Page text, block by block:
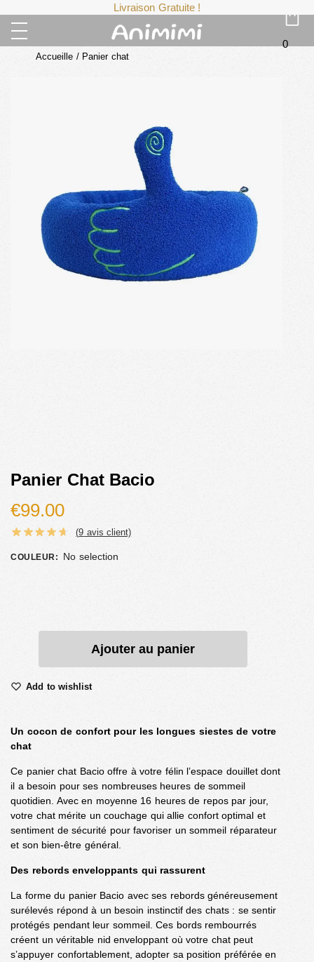
Livraison Gratuite !
0
Accueille / Panier chat
Panier Chat Bacio
€99.00
(9 avis client)
COULEUR: No selection
Ajouter au panier
Add to wishlist
Un cocon de confort pour les longues siestes de votre
chat
Ce panier chat Bacio offre à votre félin l’espace douillet dont
il a besoin pour ses nombreuses heures de sommeil
quotidien. Avec en moyenne 16 heures de repos par jour,
votre chat mérite un couchage qui allie confort optimal et
sentiment de sécurité pour favoriser un sommeil réparateur
et son bien-être général.
Des rebords enveloppants qui rassurent
La forme du panier Bacio avec ses rebords généreusement
surélevés répond à un besoin instinctif des chats : se sentir
protégés pendant leur sommeil. Ces bords rembourrés
créent un véritable nid enveloppant où votre chat peut
s’appuyer confortablement, adopter sa position préférée en